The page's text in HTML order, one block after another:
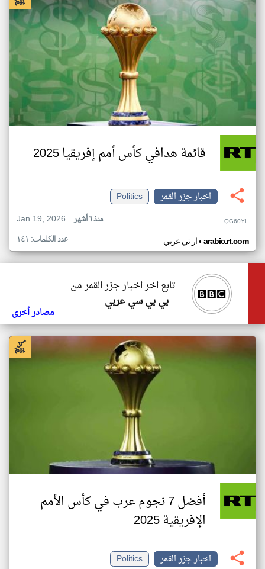
قائمة هدافي كأس أمم إفريقيا 2025
اخبار جزر القمر
Politics
Jan 19, 2026
منذ ٦ أشهر QG60YL
ار تي عربي• arabic.rt.com عدد الكلمات: ١٤١
تابع اخر اخبار جزر القمر من
بي بي سي عربي
مصادر أخرى
أفضل 7 نجوم عرب في كأس الأمم
الإفريقية 2025
اخبار جزر القمر
Politics